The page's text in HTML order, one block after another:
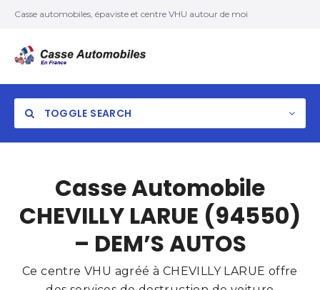
Casse automobiles, épaviste et centre VHU autour de moi
TOGGLE SEARCH
Casse Automobile
CHEVILLY LARUE (94550)
– DEM’S AUTOS
Ce centre VHU agréé à CHEVILLY LARUE offre